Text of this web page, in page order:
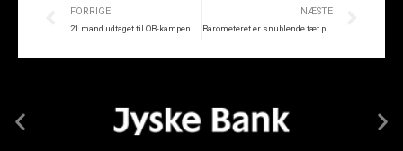
FORRIGE
21 mand udtaget til OB-kampen
NÆSTE
Barometeret er snublende tæt på 7.000